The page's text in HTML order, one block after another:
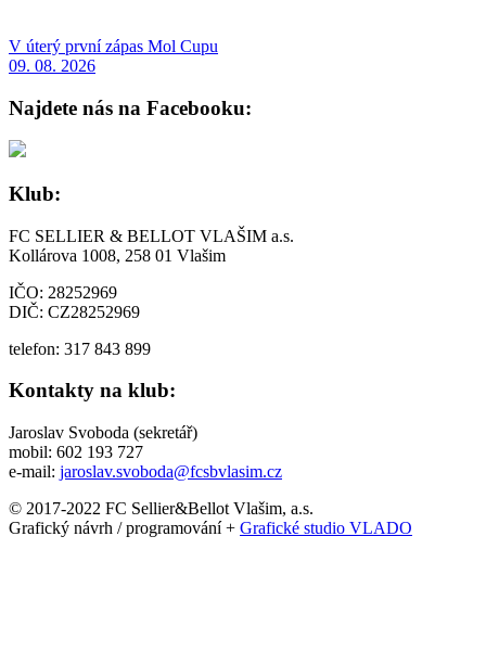
V úterý první zápas Mol Cupu
09. 08. 2026
Najdete nás na Facebooku:
Klub:
FC SELLIER & BELLOT VLAŠIM a.s.
Kollárova 1008, 258 01 Vlašim
IČO: 28252969
DIČ: CZ28252969
telefon: 317 843 899
Kontakty na klub:
Jaroslav Svoboda (sekretář)
mobil: 602 193 727
e-mail: jaroslav.svoboda@fcsbvlasim.cz
© 2017-2022 FC Sellier&Bellot Vlašim, a.s.
Grafický návrh / programování + Grafické studio VLADO